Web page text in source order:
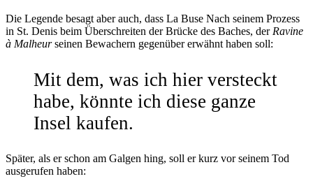
Die Legende besagt aber auch, dass La Buse Nach seinem Prozess
in St. Denis beim Überschreiten der Brücke des Baches, der Ravine
à Malheurseinen Bewachern gegenüber erwähnt haben soll:
Mit dem, was ich hier versteckt
habe, könnte ich diese ganze
Insel kaufen.
Später, als er schon am Galgen hing, soll er kurz vor seinem Tod
ausgerufen haben: